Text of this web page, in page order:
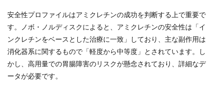
安全性プロファイルはアミクレチンの成功を判断する上で重要で
す。ノボ・ノルディスクによると、アミクレチンの安全性は「イ
ンクレチンをベースとした治療に一致」しており、主な副作用は
消化器系に関するもので「軽度から中等度」とされています。し
かし、高用量での胃腸障害のリスクが懸念されており、詳細なデ
ータが必要です。